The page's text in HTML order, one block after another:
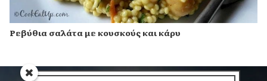
Ρεβύθια σαλάτα με κουσκούς και κάρυ